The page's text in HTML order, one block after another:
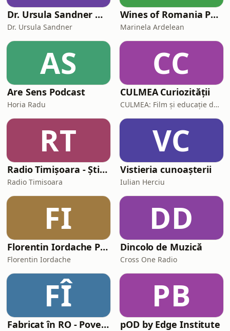
Dr. Ursula Sandner — Iubire, relații și viață — Psihologie
Dr. Ursula Sandner
Wines of Romania Podcast
Marinela Ardelean
AS
Are Sens Podcast
Horia Radu
CC
CULMEA Curiozității
CULMEA: Film și educație de mediu
RT
Radio Timișoara - Știri, informații și ... muzica fiecărei generații!
Radio Timisoara
VC
Vistieria cunoașterii
Iulian Herciu
FI
Florentin Iordache Podcast
Florentin Iordache
DD
Dincolo de Muzică
Cross One Radio
FÎ
Fabricat în RO - Poveștile antreprenorilor care creează România. Hai să le ascultăm
PB
pOD by Edge Institute